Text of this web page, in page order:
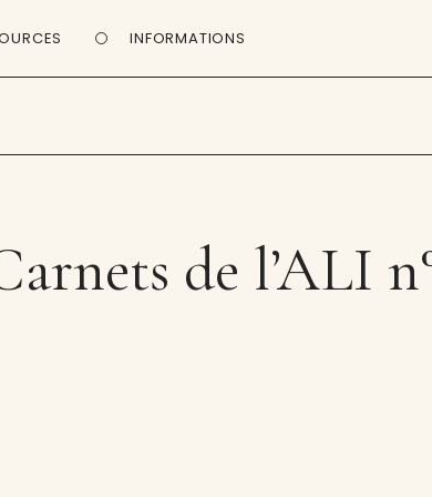
INFORMATIONS
de l’ALI